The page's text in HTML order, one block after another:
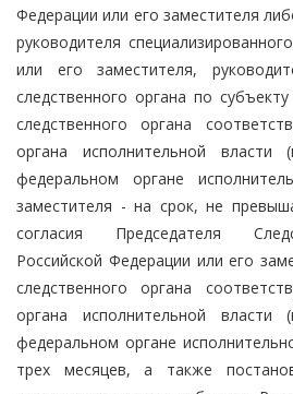
Федерации или его заместителя
руководителя
или его заместителя,
следственного органа по
следственного органа
органа исполнительной власти
федеральном органе
заместителя - на срок, не
согласия Председателя
Российской Федерации или его
следственного органа
органа исполнительной власти
федеральном органе
трех месяцев, а также